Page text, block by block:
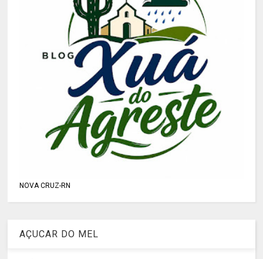
NOVA CRUZ-RN
AÇUCAR DO MEL